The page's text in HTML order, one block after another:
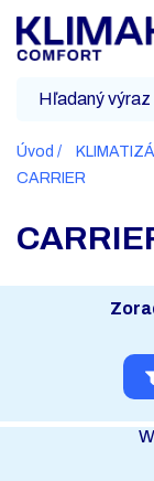
Úvod
CARRIER